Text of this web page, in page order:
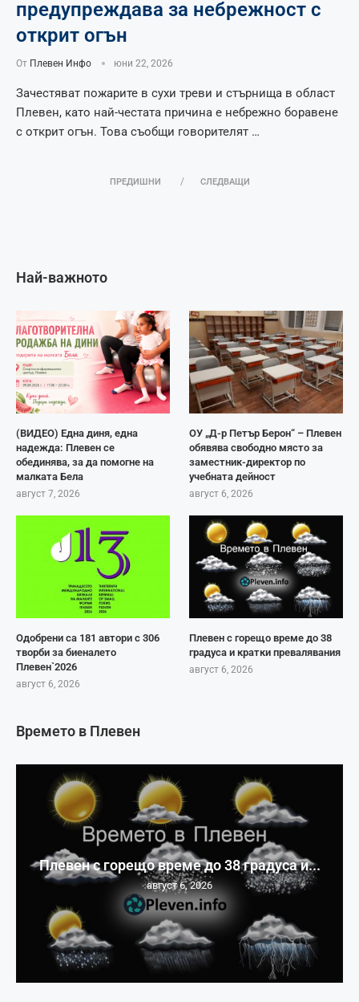
предупреждава за небрежност с
открит огън
От Плевен Инфо юни 22, 2026
Зачестяват пожарите в сухи треви и стърнища в област
Плевен, като най-честата причина е небрежно боравене
с открит огън. Това съобщи говорителят …
ПРЕДИШНИ СЛЕДВАЩИ
Най-важното
(ВИДЕО) Една диня, една
надежда: Плевен се
обединява, за да помогне на
малката Бела
август 7, 2026
ОУ „Д-р Петър Берон“ – Плевен
обявява свободно място за
заместник-директор по
учебната дейност
август 6, 2026
Одобрени са 181 автори с 306
творби за биеналето
Плевен`2026
август 6, 2026
Плевен с горещо време до 38
градуса и кратки превалявания
август 6, 2026
Времето в Плевен
Плевен с горещо време до 38 градуса и...
август 6, 2026